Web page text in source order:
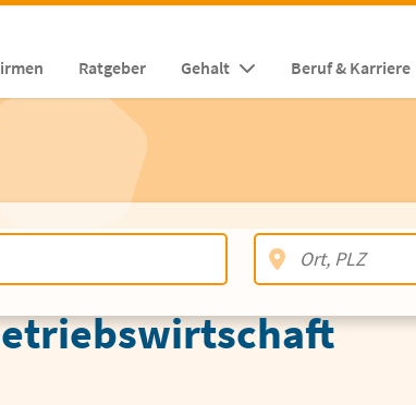
Ratgeber Gehalt Beruf & Karriere